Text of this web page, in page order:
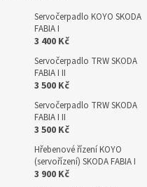
Servočerpadlo KOYO SKODA
FABIA I
3 400 Kč
Servočerpadlo TRW SKODA
FABIA I II
3 500 Kč
Servočerpadlo TRW SKODA
FABIA I II
3 500 Kč
Hřebenové řízení KOYO
(servořízení) SKODA FABIA I
3 900 Kč